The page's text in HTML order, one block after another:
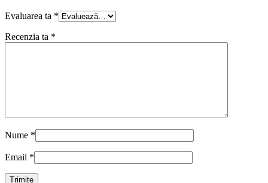
Evaluarea ta *
Recenzia ta *
Nume *
Email *